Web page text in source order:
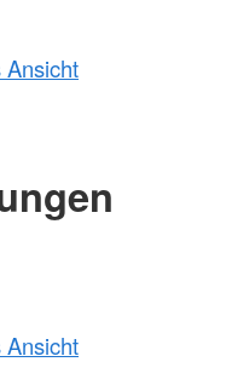
Ansicht
Ansicht